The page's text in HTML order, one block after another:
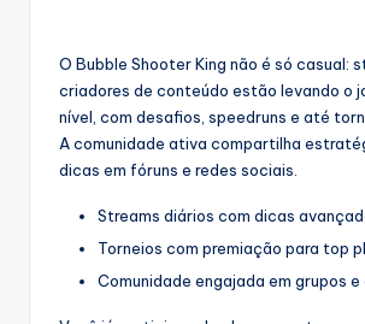
O Bubble Shooter King não é só casual:
criadores de conteúdo estão levando o
nível, com desafios, speedruns e até
A comunidade ativa compartilha
dicas em fóruns e redes sociais.
Streams diários com dicas
Torneios com premiação para top
Comunidade engajada em grupos